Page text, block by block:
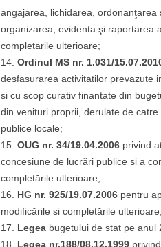
angajarea, lichidarea,
organizarea, evidenta şi raportarea
completarile ulterioare;
Ordinul MS nr. 1.031/
desfasurarea activitatilor prevazute
si cu scop curativ finantate din
din venituri proprii, derulate de
publice locale;
OUG nr. 34/19.04.2006 privind
concesiune de lucrări publice si a
completările ulterioare;
HG nr. 925/19.07.2006 pentru
modificările si completările ulterioare;
Legea bugetului de stat pe anul
Legea nr.188/08.12.1999